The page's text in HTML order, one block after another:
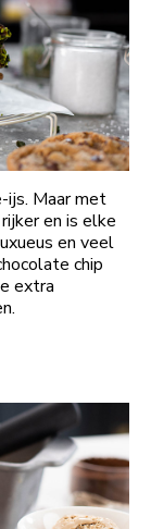
ijs. Maar met
en is elke
en veel
chip
extra